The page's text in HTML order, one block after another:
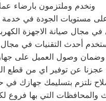
ونخدم وملتزمون بارضاء
مستويات الجودة في خدمة
مجال صيانة الاجهزة
أحدث التقنيات في مجال
وضمان وصول العميل على
نلتزم بتسليمك جهازك في
التي بها فروع